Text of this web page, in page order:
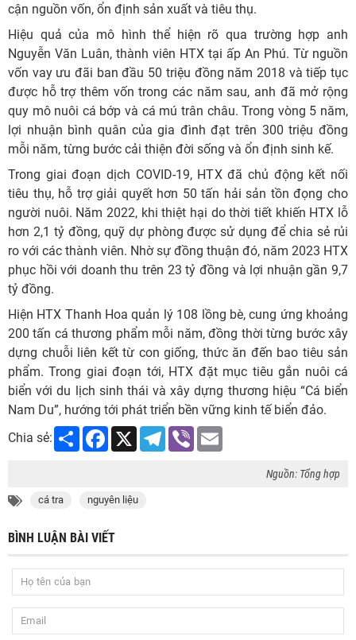
cận nguồn vốn, ổn định sản xuất và tiêu thụ.
Hiệu quả của mô hình thể hiện rõ qua trường hợp anh
Nguyễn Văn Luân, thành viên HTX tại ấp An Phú. Từ nguồn
vốn vay ưu đãi ban đầu 50 triệu đồng năm 2018 và tiếp tục
được hỗ trợ thêm vốn trong các năm sau, anh đã mở rộng
quy mô nuôi cá bớp và cá mú trân châu. Trong vòng 5 năm,
lợi nhuận bình quân của gia đình đạt trên 300 triệu đồng
mỗi năm, từng bước cải thiện đời sống và ổn định sinh kế.
Trong giai đoạn dịch COVID-19, HTX đã chủ động kết nối
tiêu thụ, hỗ trợ giải quyết hơn 50 tấn hải sản tồn đọng cho
người nuôi. Năm 2022, khi thiệt hại do thời tiết khiến HTX lỗ
hơn 2,1 tỷ đồng, quỹ dự phòng được sử dụng để chia sẻ rủi
ro với các thành viên. Nhờ sự đồng thuận đó, năm 2023 HTX
phục hồi với doanh thu trên 23 tỷ đồng và lợi nhuận gần 9,7
tỷ đồng.
Hiện HTX Thanh Hoa quản lý 108 lồng bè, cung ứng khoảng
200 tấn cá thương phẩm mỗi năm, đồng thời từng bước xây
dựng chuỗi liên kết từ con giống, thức ăn đến bao tiêu sản
phẩm. Trong giai đoạn tới, HTX đặt mục tiêu gắn nuôi cá
biển với du lịch sinh thái và xây dựng thương hiệu “Cá biển
Nam Du”, hướng tới phát triển bền vững kinh tế biển đảo.
Chia sẻ:
Share Facebook
X Telegram
Viber
Nguồn: Tổng hợp
cá tra nguyên liệu
BÌNH LUẬN BÀI VIẾT